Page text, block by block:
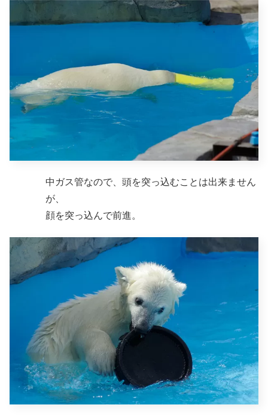
中ガス管なので、頭を突っ込むことは出来ません
が、
顔を突っ込んで前進。